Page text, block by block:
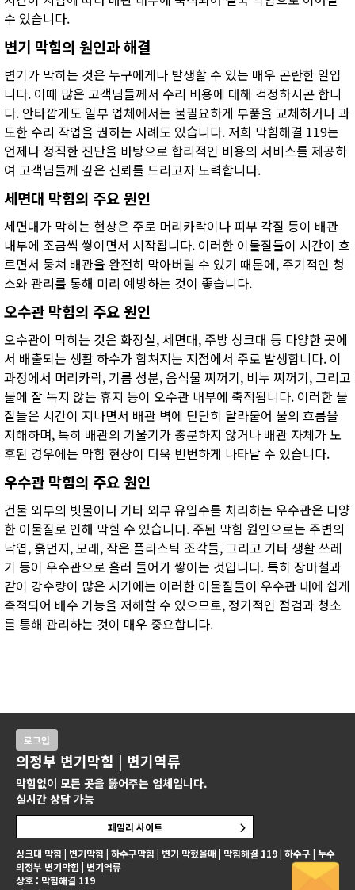
수 있습니다.
변기 막힘의 원인과 해결
변기가 막히는 것은 누구에게나 발생할 수 있는 매우 곤란한 일입
니다. 이때 많은 고객님들께서 수리 비용에 대해 걱정하시곤 합니
다. 안타깝게도 일부 업체에서는 불필요하게 부품을 교체하거나 과
도한 수리 작업을 권하는 사례도 있습니다. 저희 막힘해결 119는
언제나 정직한 진단을 바탕으로 합리적인 비용의 서비스를 제공하
여 고객님들께 깊은 신뢰를 드리고자 노력합니다.
세면대 막힘의 주요 원인
세면대가 막히는 현상은 주로 머리카락이나 피부 각질 등이 배관
내부에 조금씩 쌓이면서 시작됩니다. 이러한 이물질들이 시간이 흐
르면서 뭉쳐 배관을 완전히 막아버릴 수 있기 때문에, 주기적인 청
소와 관리를 통해 미리 예방하는 것이 좋습니다.
오수관 막힘의 주요 원인
오수관이 막히는 것은 화장실, 세면대, 주방 싱크대 등 다양한 곳에
서 배출되는 생활 하수가 합쳐지는 지점에서 주로 발생합니다. 이
과정에서 머리카락, 기름 성분, 음식물 찌꺼기, 비누 찌꺼기, 그리고
물에 잘 녹지 않는 휴지 등이 오수관 내부에 축적됩니다. 이러한 물
질들은 시간이 지나면서 배관 벽에 단단히 달라붙어 물의 흐름을
저해하며, 특히 배관의 기울기가 충분하지 않거나 배관 자체가 노
후된 경우에는 막힘 현상이 더욱 빈번하게 나타날 수 있습니다.
우수관 막힘의 주요 원인
건물 외부의 빗물이나 기타 외부 유입수를 처리하는 우수관은 다양
한 이물질로 인해 막힐 수 있습니다. 주된 막힘 원인으로는 주변의
낙엽, 흙먼지, 모래, 작은 플라스틱 조각들, 그리고 기타 생활 쓰레
기 등이 우수관으로 흘러 들어가 쌓이는 것입니다. 특히 장마철과
같이 강수량이 많은 시기에는 이러한 이물질들이 우수관 내에 쉽게
축적되어 배수 기능을 저해할 수 있으므로, 정기적인 점검과 청소
를 통해 관리하는 것이 매우 중요합니다.
싱크대 막힘 | 변기막힘 | 하수구막힘 | 변기 막혔을때 | 막힘해결 119 | 하수구 | 누수
의정부 변기막힘 | 변기역류
상호 : 막힘해결 119
로그인
의정부 변기막힘 | 변기역류
막힘없이 모든 곳을 뚫어주는 업체입니다.
실시간 상담 가능
패밀리 사이트